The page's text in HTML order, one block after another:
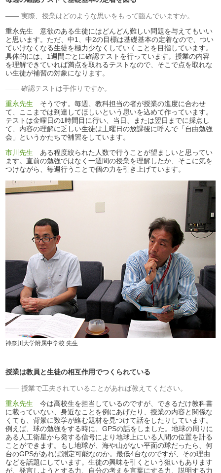
実際、授業はどのような思いをもって臨んでいますか。
重永先生 意欲のある生徒にはどんどん難しい問題を与えてもいい
と思います。ただ、中1、中2の目標は基礎基本の定着なので、つい
ていけなくなる生徒を極力少なくしていくことを目指しています。
具体的には、1週間ごとに確認テストを行っています。授業の内容
を理解できていれば満点を取れるテストなので、そこで点を取れな
い生徒が補習の対象になります。
確認テストは手作りですか。
重永先生 そうです。毎週、教科担当の者が授業の進度に合わせ
て、ここまでは到達してほしいという思いを込めて作っています。
テストは金曜日の1時間目に行い、当日、または翌日までに採点し
て、内容の理解に乏しい生徒は土曜日の放課後に呼んで「自由勉強
会」というかたちで補習をしています。
市川先生 ある程度絞られた人数で行うことが望ましいと思ってい
ます。直前の勉強ではなく一週間の授業を理解したか、そこに気を
つけながら、毎週行うことで個の力を引き上げています。
神奈川大学附属中学校 先生
授業は教員と生徒の相互作用でつくられている
授業で工夫されていることがあれば教えてください。
重永先生 今は高校生を担当しているのですが、できるだけ教科書
に載っていない、身近なことを例にあげたり、授業の内容と関係な
くても、背景に数学が絡む題材を見つけて話をしたりしています。
例えば、球の勉強をする時に、GPSの話をしました。地球の周りに
ある人工衛星から発する信号により地球上にいる人間の位置を計る
ことができます。もし地球が、海や山がない平面の球だったら、何
台のGPSがあれば測定可能なのか。最低4台なのですが、その理由
などを話題にしています。生徒の興味を引くという狙いもあります
が、発言しようとする力、自分の考えを言葉にする力、説明する力